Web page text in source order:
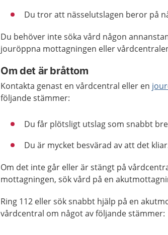
Du tror att nässelutslagen beror på
Du behöver inte söka vård någon
jouröppna mottagningen eller
Om det är bråttom
Kontakta genast en vårdcentral eller en
följande stämmer:
Du får plötsligt utslag som snabbt
Du är mycket besvärad av att det
Om det inte går eller är stängt på
mottagningen, sök vård på en
Ring 112 eller sök snabbt hjälp på en
vårdcentral om något av följande stämmer: